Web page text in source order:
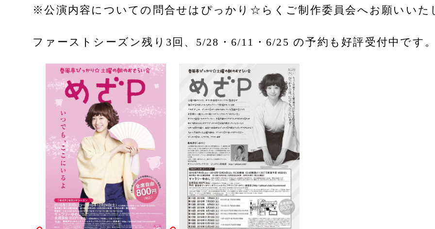
※公演内容についての問合せはぴっかり☆らくご制作委員会へお願いいた
ファーストシーズン残り3回、5/28・6/11・6/25 の予約も好評受付中です。